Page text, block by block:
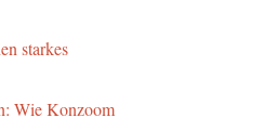
starkes
Wie Konzoom